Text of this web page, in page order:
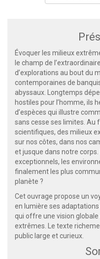
Évoquer les milieux
le champ de
d’explorations au bout du
contemporaines de
abyssaux. Longtemps
hostiles pour l’homme, ils
d’espèces qui illustre
sans cesse ses limites. Au
scientifiques, des milieux
sur nos côtes, dans nos
et jusque dans notre corps.
exceptionnels, les
finalement les plus
planète ?
Cet ouvrage propose un
en lumière ses
qui offre une vision
extrêmes. Le texte
public large et curieux.